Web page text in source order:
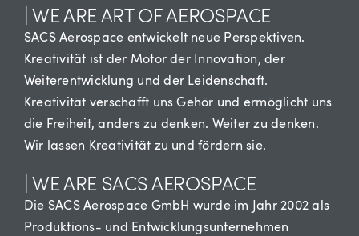
| WE ARE ART OF AEROSPACE
SACS Aerospace entwickelt neue Perspektiven.
Kreativität ist der Motor der Innovation, der
Weiterentwicklung und der Leidenschaft.
Kreativität verschafft uns Gehör und ermöglicht uns
die Freiheit, anders zu denken. Weiter zu denken.
Wir lassen Kreativität zu und fördern sie.
| WE ARE SACS AEROSPACE
Die SACS Aerospace GmbH wurde im Jahr 2002 als
Produktions- und Entwicklungsunternehmen